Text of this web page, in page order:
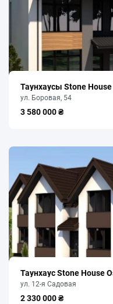
Таунхаусы Stone
ул. Боровая, 54
3 580 000 ₴
Таунхаус Stone House
ул. 12-я Садовая
2 330 000 ₴